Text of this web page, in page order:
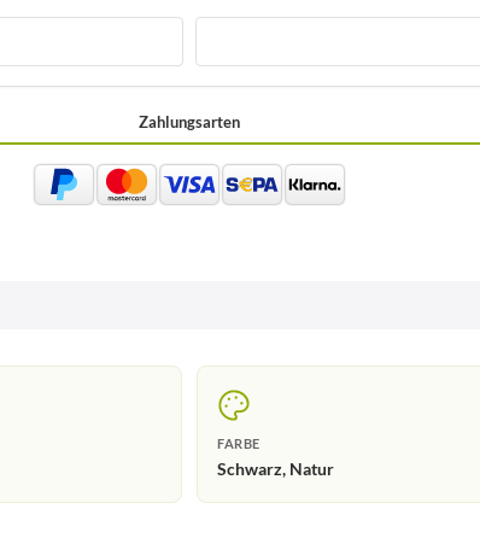
Zahlungsarten
FARBE
Schwarz, Natur